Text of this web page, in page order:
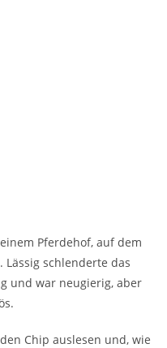
Pferdehof, auf dem
schlenderte das
und war neugierig, aber
Chip auslesen und, wie